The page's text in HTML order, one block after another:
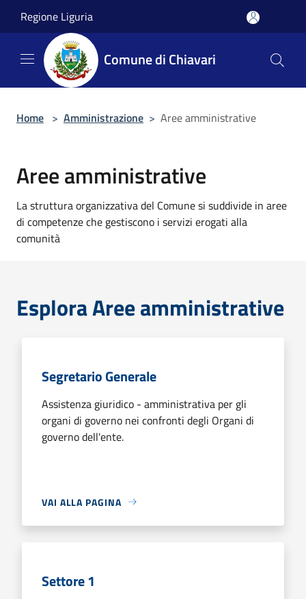
Regione Liguria
Comune di Chiavari
Home > Amministrazione > Aree amministrative
Aree amministrative
La struttura organizzativa del Comune si suddivide in aree
di competenze che gestiscono i servizi erogati alla
comunità
Esplora Aree amministrative
Segretario Generale
Assistenza giuridico - amministrativa per gli
organi di governo nei confronti degli Organi di
governo dell'ente.
VAI ALLA PAGINA
Settore 1